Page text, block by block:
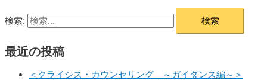
検索:
最近の投稿
＜クライシス・カウンセリング ～ガイダンス編～＞